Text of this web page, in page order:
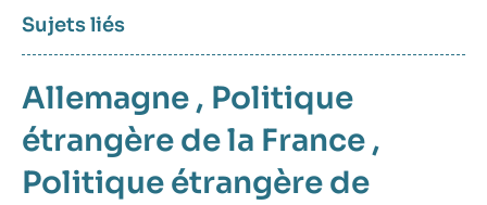
Sujets liés
Allemagne , Politique
étrangère de la France ,
Politique étrangère de